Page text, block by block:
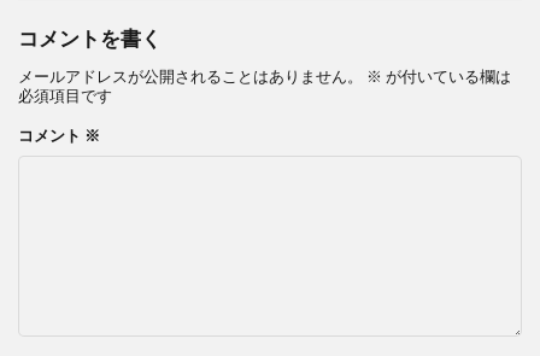
コメントを書く
メールアドレスが公開されることはありません。 ※ が付いている欄は
必須項目です
コメント ※